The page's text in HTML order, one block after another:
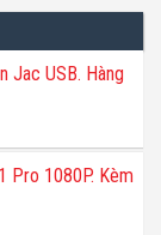
Jac USB. Hàng
Pro 1080P. Kèm